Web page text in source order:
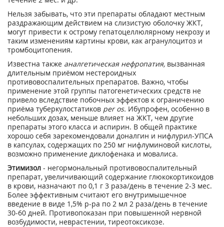
Нельзя забывать, что эти препараты обладают местным
раздражающим действием на слизистую оболочку ЖКТ,
могут привести к острому гепатоцеллюлярному некрозу и
таким изменениям картины крови, как агранулоцитоз и
тромбоцитопения.
Известна также аналгетическая нефропатия, вызванная
длительным приёмом нестероидных
противовоспалительных препаратов. Важно, чтобы
применение этой группы патогенетических средств не
привело вследствие побочных эффектов к ограничению
приёма туберкулостатиков per os. Ибупрофен, особенно в
небольших дозах, меньше влияет на ЖКТ, чем другие
препараты этого класса и аспирин. В общей практике
хорошо себя зарекомендовали доналгин и нифлурил-УПСА
в капсулах, содержащих по 250 мг нифлуминовой кислоты,
возможно применение диклофенака и мовалиса.
Этимизол - негормональный противовоспалительный
препарат, увеличивающий содержание глюкокортикоидов
в крови, назначают по 0,1 г 3 раза/день в течение 2-3 мес.
Более эффективным считают его внутримышечное
введение в виде 1,5% р-ра по 2 мл 2 раза/день в течение
30-60 дней. Противопоказан при повышенной нервной
возбудимости, неврастении, тиреотоксикозе.